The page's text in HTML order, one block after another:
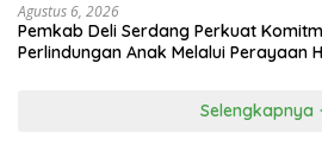
Agustus 6, 2026
Pemkab Deli Serdang Perkuat
Perlindungan Anak Melalui Perayaan
Selengkapnya